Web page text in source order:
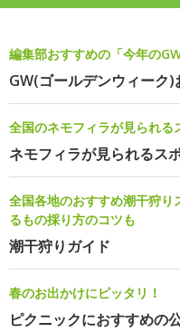
編集部おすすめの「今年の
GW(ゴールデンウィーク
全国のネモフィラが見られ
ネモフィラが見られるス
全国各地のおすすめ潮干狩
るもの採り方のコツも
潮干狩りガイド
春のお出かけにピッタリ！
ピクニックにおすすめの